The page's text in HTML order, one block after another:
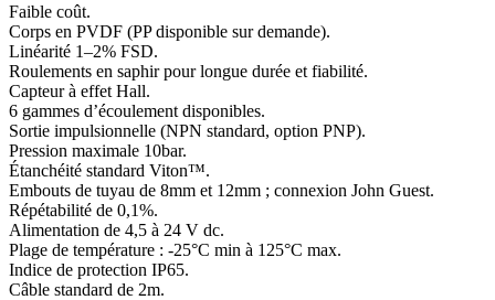
Faible coût.
Corps en PVDF (PP disponible sur demande).
Linéarité 1–2% FSD.
Roulements en saphir pour longue durée et fiabilité.
Capteur à effet Hall.
6 gammes d’écoulement disponibles.
Sortie impulsionnelle (NPN standard, option PNP).
Pression maximale 10bar.
Étanchéité standard Viton™.
Embouts de tuyau de 8mm et 12mm ; connexion John Guest.
Répétabilité de 0,1%.
Alimentation de 4,5 à 24 V dc.
Plage de température : -25°C min à 125°C max.
Indice de protection IP65.
Câble standard de 2m.